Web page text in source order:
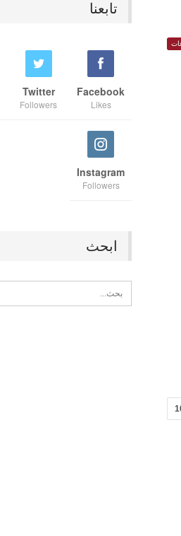
تابعنا
Facebook
Likes
Twitter
Followers
Instagram
Followers
ابحث